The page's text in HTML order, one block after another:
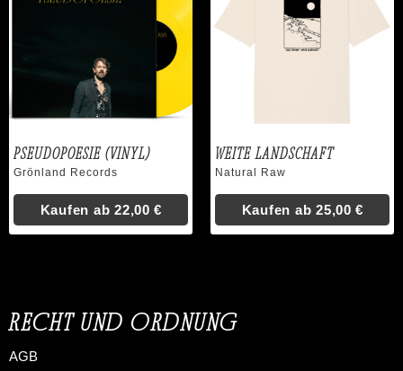
Weite Landschaft
Natural Raw
Kaufen ab 25,00 €
Pseudopoesie (Vinyl)
Grönland Records
Kaufen ab 22,00 €
RECHT UND ORDNUNG
AGB